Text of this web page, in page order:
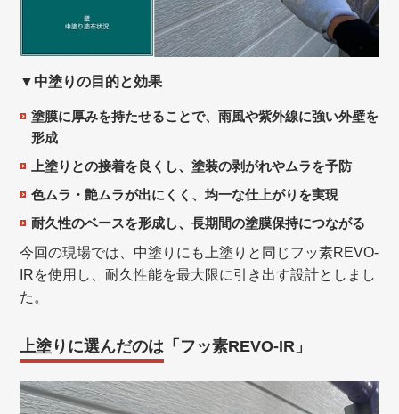
▼中塗りの目的と効果
塗膜に厚みを持たせることで、雨風や紫外線に強い外壁を
形成
上塗りとの接着を良くし、塗装の剥がれやムラを予防
色ムラ・艶ムラが出にくく、均一な仕上がりを実現
耐久性のベースを形成し、長期間の塗膜保持につながる
今回の現場では、中塗りにも上塗りと同じフッ素REVO-
IRを使用し、耐久性能を最大限に引き出す設計としまし
た。
上塗りに選んだのは「フッ素REVO-IR」